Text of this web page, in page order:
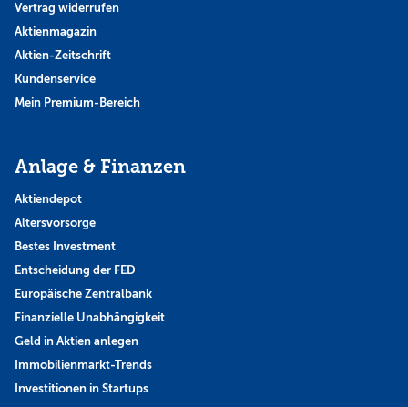
Vertrag widerrufen
Aktienmagazin
Aktien-Zeitschrift
Kundenservice
Mein Premium-Bereich
Anlage & Finanzen
Aktiendepot
Altersvorsorge
Bestes Investment
Entscheidung der FED
Europäische Zentralbank
Finanzielle Unabhängigkeit
Geld in Aktien anlegen
Immobilienmarkt-Trends
Investitionen in Startups